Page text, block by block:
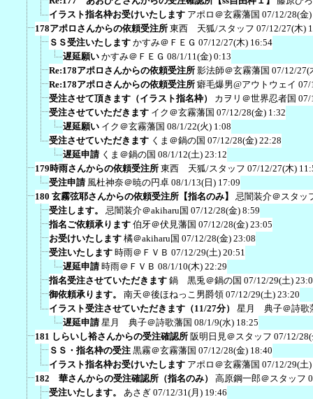
イラスト指名枠お受けいたします アポロ＠玄霧藩国 07/12/28(金
178アポロさんからの依頼受注所 東西 天狐/スタッフ 07/12/27(木)
ＳＳ受注いたします かすみ＠ＦＥＧ 07/12/27(木) 16:54
遅延願い かすみ＠ＦＥＧ 08/1/11(金) 0:13
Re:178アポロさんからの依頼受注所 影法師＠玄霧藩国 07/12/27(
Re:178アポロさんからの依頼受注所 癖毛爆男@アウトウェイ 07/
受注させて頂きます（イラスト指名枠）
カヲリ＠世界忍者国 07/
受注させていただきます イク＠玄霧藩国 07/12/28(金) 1:32
遅延願い イク＠玄霧藩国 08/1/22(火) 1:08
受注させていただきます くま＠鍋の国 07/12/28(金) 22:28
遅延申請 くま＠鍋の国 08/1/12(土) 23:12
179時雨さんからの依頼受注所 東西 天狐/スタッフ 07/12/27(木)
受注申請 風杜神奈＠暁の円卓 08/1/13(日) 17:09
180 玄霧弦耶さんからの依頼受注所【指名のみ】
忌闇装介＠スタッ
受注します。
忌闇装介＠akiharu国 07/12/28(金) 8:59
指名ご依頼承ります 伯牙＠伏見藩国 07/12/28(金) 23:05
お受けいたします 橘＠akiharu国 07/12/28(金) 23:08
受注いたします 時雨＠ＦＶＢ 07/12/29(土) 20:51
遅延申請 時雨＠ＦＶＢ 08/1/10(木) 22:29
指名受注させていただきます 鍋 黒兎＠鍋の国 07/12/29(土)
御依頼承ります。
南天＠後ほねっこ男爵領 07/12/29(土) 23:20
イラスト受注させていただきます（11/27分）
星月 典子＠詩歌
遅延申請 星月 典子＠詩歌藩国 08/1/9(水) 18:25
181 しらいし裕さんからの受注確認所 阪明日見＠スタッフ 07/12/
ＳＳ・指名枠の受注 黒霧＠玄霧藩国 07/12/28(金) 18:40
イラスト指名枠お受けいたします アポロ＠玄霧藩国 07/12/29(土
182 華さんからの受注確認所（指名のみ）
高原鋼一郎＠スタッフ
受注いたします。
あさぎ 07/12/31(月) 19:46